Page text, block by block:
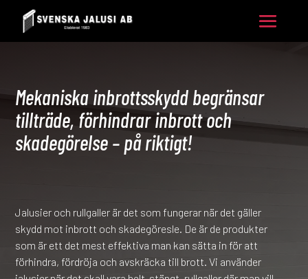
Mekaniska inbrottsskydd begränsar
tillträde, förhindrar inbrott och
skadegörelse – på riktigt!
Jalusier och rullgaller är det som fungerar när det gäller
skydd mot inbrott och skadegöresle. De är de produkter
som är ett det mest effektiva man kan sätta in för att
förhindra, fördröja och avskräcka till brott. Vi använder